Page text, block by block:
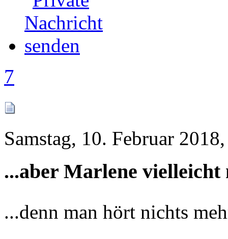
7
Samstag, 10. Februar
...aber Marlene vielleicht
...denn man hört nichts